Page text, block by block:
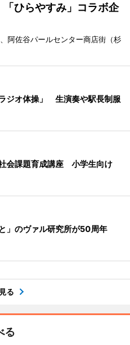
ひらやすみ」コラボ企
阿佐谷パールセンター商店街（杉
ジオ体操」 生演奏や駅長制服
会課題育成講座 小学生向け
」のヴァル研究所が50周年
る
る